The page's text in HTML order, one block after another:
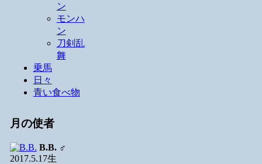
ン
モンハ
ン
刀剣乱
舞
乗馬
日々
青い食べ物
月の使者
B.B.♂
2017.5.17生